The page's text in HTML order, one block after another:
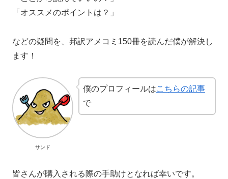
「オススメのポイントは？」
などの疑問を、邦訳アメコミ150冊を読んだ僕が解決し
ます！
サンド
僕のプロフィールはこちらの記事
で
皆さんが購入される際の手助けとなれば幸いです。